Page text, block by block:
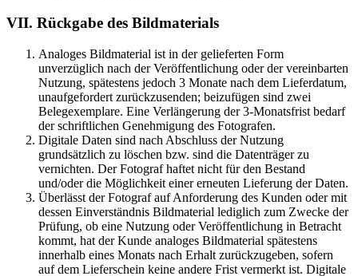
VII. Rückgabe des Bildmaterials
Analoges Bildmaterial ist in der gelieferten Form
unverzüglich nach der Veröffentlichung oder der vereinbarten
Nutzung, spätestens jedoch 3 Monate nach dem Lieferdatum,
unaufgefordert zurückzusenden; beizufügen sind zwei
Belegexemplare. Eine Verlängerung der 3-Monatsfrist bedarf
der schriftlichen Genehmigung des Fotografen.
Digitale Daten sind nach Abschluss der Nutzung
grundsätzlich zu löschen bzw. sind die Datenträger zu
vernichten. Der Fotograf haftet nicht für den Bestand
und/oder die Möglichkeit einer erneuten Lieferung der Daten.
Überlässt der Fotograf auf Anforderung des Kunden oder mit
dessen Einverständnis Bildmaterial lediglich zum Zwecke der
Prüfung, ob eine Nutzung oder Veröffentlichung in Betracht
kommt, hat der Kunde analoges Bildmaterial spätestens
innerhalb eines Monats nach Erhalt zurückzugeben, sofern
auf dem Lieferschein keine andere Frist vermerkt ist. Digitale